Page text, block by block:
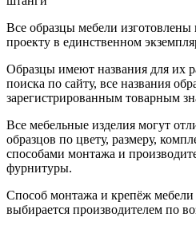
Все образцы мебели
проекту в единственном
Образцы имеют названия для их
поиска по сайту, все названия
зарегистрированным товарным
Все мебельные изделия могут
образцов по цвету, размеру,
способами монтажа и
фурнитуры.
Способ монтажа и крепёж мебели
выбирается производителем по